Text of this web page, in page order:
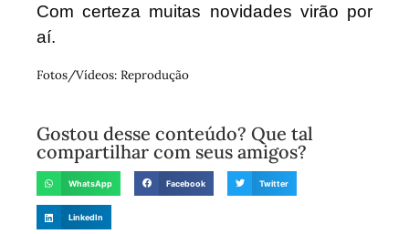
Com certeza muitas novidades virão por
aí.
Fotos/Vídeos: Reprodução
Gostou desse conteúdo? Que tal
compartilhar com seus amigos?
WhatsApp Facebook Twitter
LinkedIn